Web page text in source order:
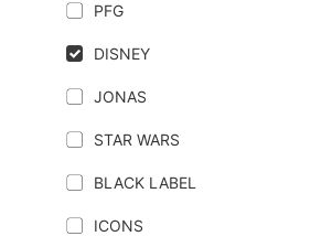
PFG
DISNEY
JONAS
STAR WARS
BLACK LABEL
ICONS